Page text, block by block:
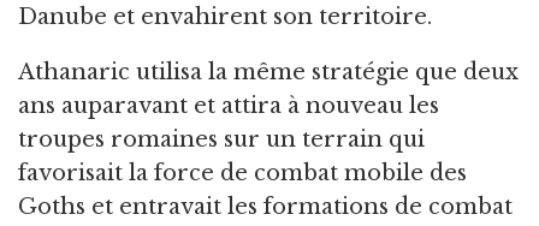
Danube et envahirent son territoire.
Athanaric utilisa la même stratégie que deux
ans auparavant et attira à nouveau les
troupes romaines sur un terrain qui
favorisait la force de combat mobile des
Goths et entravait les formations de combat